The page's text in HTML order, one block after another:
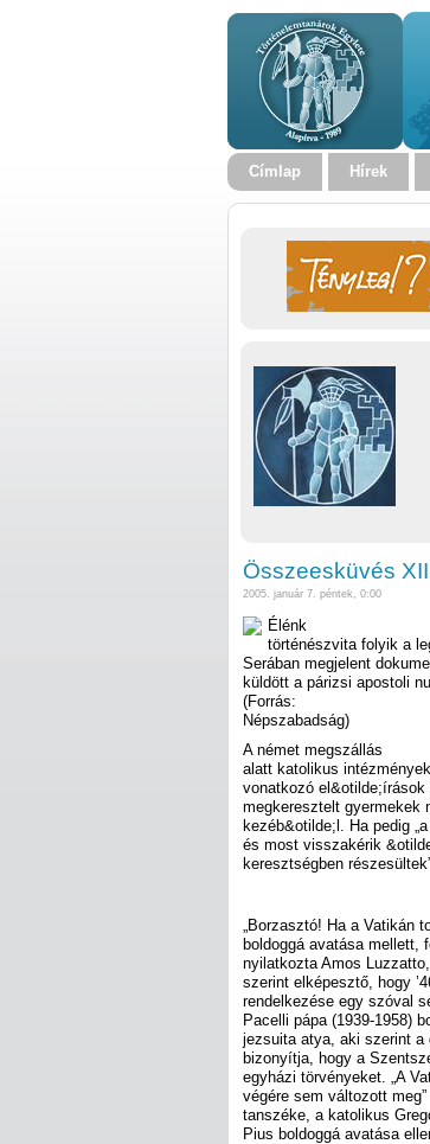
Címlap Hírek
Összeesküvés
2005. január 7. péntek, 0:00
Élénk
történészvita folyik a
Serában megjelent
küldött a párizsi apostoli
(Forrás:
Népszabadság)
A német megszállás
alatt katolikus
vonatkozó
megkeresztelt gyermekek
kezéb&otilde;l. Ha pedig
és most visszakérik
keresztségben
„Borzasztó! Ha a Vatikán
boldoggá avatása mellett,
nyilatkozta Amos
szerint elképesztő, hogy
rendelkezése egy szóval
Pacelli pápa (1939-1958)
jezsuita atya, aki szerint a
bizonyítja, hogy a
egyházi törvényeket. „A
végére sem változott
tanszéke, a katolikus
Pius boldoggá avatása